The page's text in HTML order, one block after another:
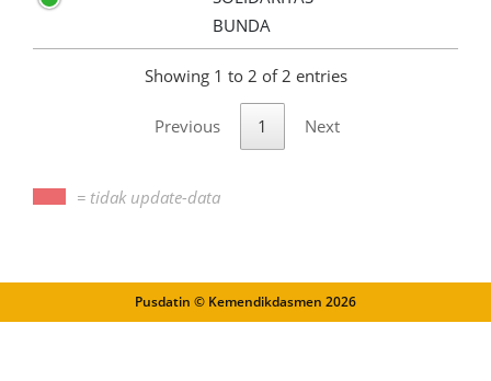
BUNDA
Showing 1 to 2 of 2 entries
Previous 1 Next
= tidak update-data
Pusdatin © Kemendikdasmen 2026